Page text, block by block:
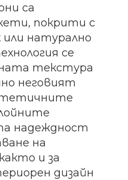
са
покрити с
или натурално
се
текстура
неговият
надеждност
на
и за
дизайн